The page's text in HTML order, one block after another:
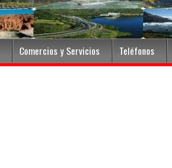
Comercios y Servicios Teléfonos